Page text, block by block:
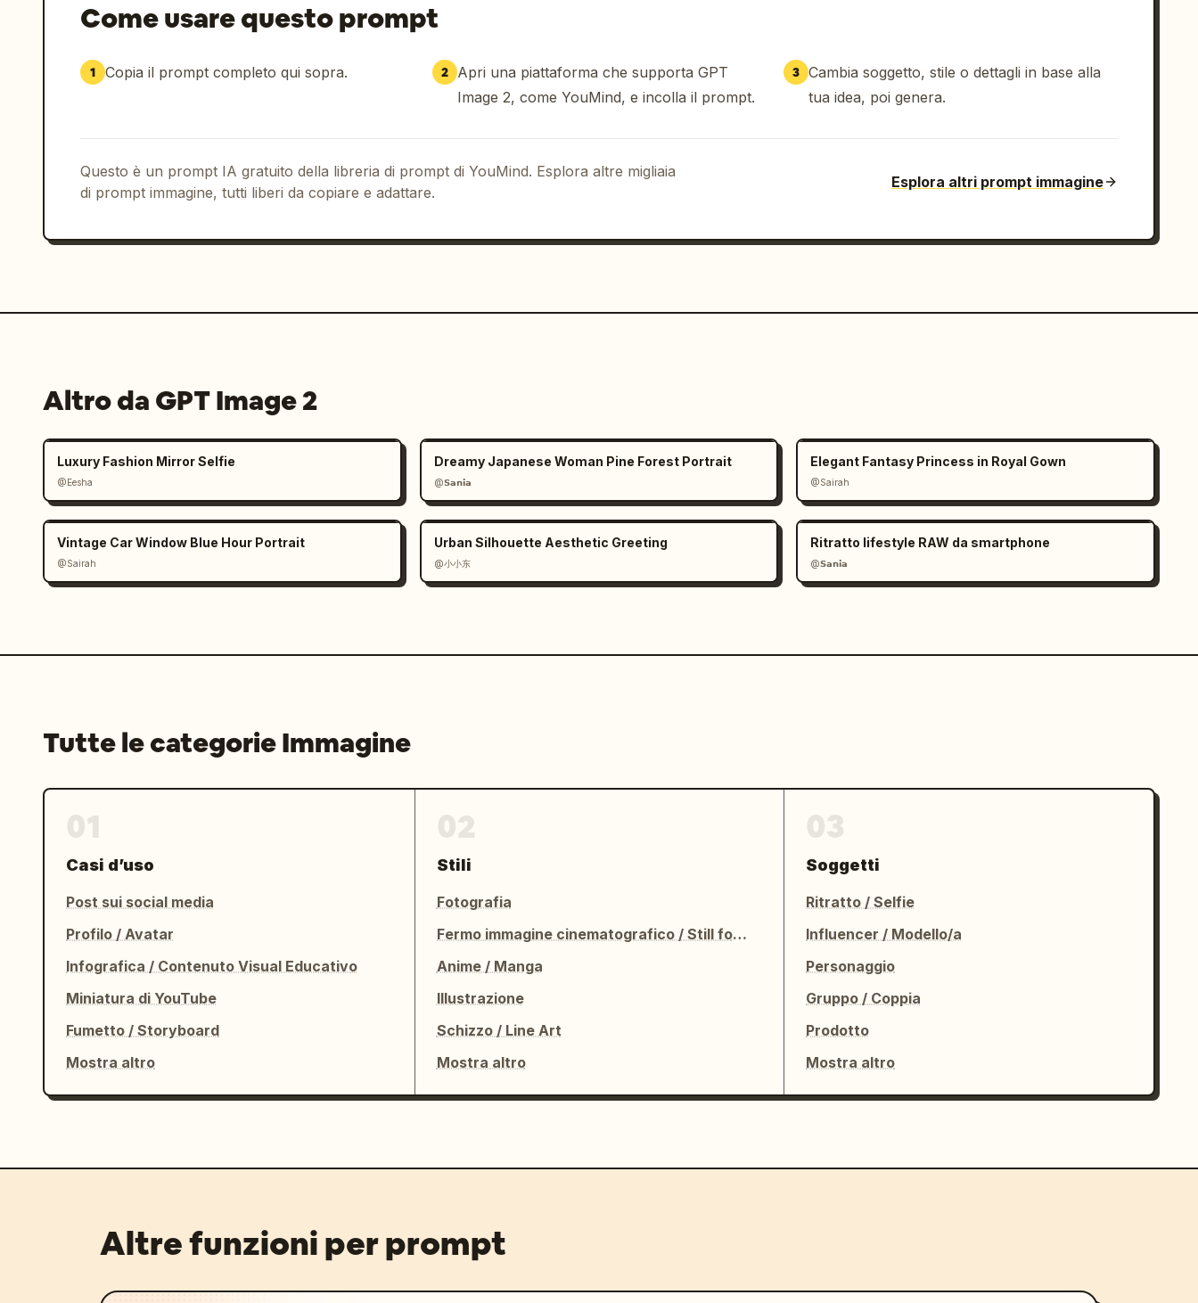
Come usare questo prompt
1 Copia il prompt completo qui sopra. 2 Apri una piattaforma che supporta GPT
Image 2, come YouMind, e incolla il prompt.
3 Cambia soggetto, stile o dettagli in base alla
tua idea, poi genera.
Questo è un prompt IA gratuito della libreria di prompt di YouMind. Esplora altre migliaia
di prompt immagine, tutti liberi da copiare e adattare.
Esplora altri prompt immagine
Altro da GPT Image 2
Luxury Fashion Mirror Selfie
@Eesha
Dreamy Japanese Woman Pine Forest Portrait
@𝗦𝗮𝗻𝗶𝗮
Elegant Fantasy Princess in Royal Gown
@Sairah
Vintage Car Window Blue Hour Portrait
@Sairah
Urban Silhouette Aesthetic Greeting
@小小东
Ritratto lifestyle RAW da smartphone
@𝗦𝗮𝗻𝗶𝗮
Tutte le categorie Immagine
Casi d’uso
Post sui social media
Profilo / Avatar
Infografica / Contenuto Visual Educativo
Miniatura di YouTube
Fumetto / Storyboard
Mostra altro
Stili
Fotografia
Fermo immagine cinematografico / Still fotografico
Anime / Manga
Illustrazione
Schizzo / Line Art
Mostra altro
Soggetti
Ritratto / Selfie
Influencer / Modello/a
Personaggio
Gruppo / Coppia
Prodotto
Mostra altro
Altre funzioni per prompt